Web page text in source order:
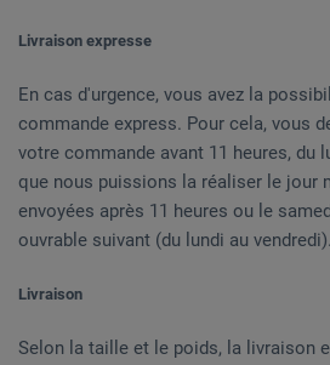
Livraison expresse
En cas d'urgence, vous avez la
commande express. Pour cela, vous
votre commande avant 11 heures, du
que nous puissions la réaliser le jour
envoyées après 11 heures ou le
ouvrable suivant (du lundi au vendredi).
Livraison
Selon la taille et le poids, la livraison